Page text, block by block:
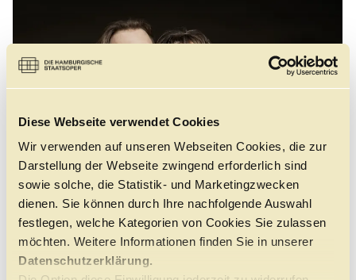
Diese Webseite verwendet Cookies
Wir verwenden auf unseren Webseiten Cookies, die zur
Darstellung der Webseite zwingend erforderlich sind
sowie solche, die Statistik- und Marketingzwecken
dienen. Sie können durch Ihre nachfolgende Auswahl
festlegen, welche Kategorien von Cookies Sie zulassen
möchten. Weitere Informationen finden Sie in unserer
Datenschutzerklärung.
DAS STÜCK